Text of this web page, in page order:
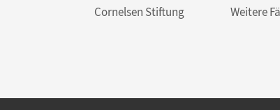
Cornelsen Stiftung
Weitere